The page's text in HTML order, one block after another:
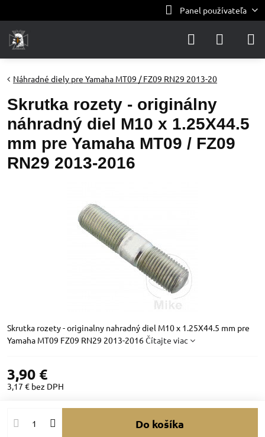
Panel používateľa
Náhradné diely pre Yamaha MT09 / FZ09 RN29 2013-20
Skrutka rozety - originálny
náhradný diel M10 x 1.25X44.5
mm pre Yamaha MT09 / FZ09
RN29 2013-2016
Skrutka rozety - originalny nahradný diel M10 x 1.25X44.5 mm pre
Yamaha MT09 FZ09 RN29 2013-2016Čítajte viac
3,90 €
3,17 € bez DPH
Do košíka